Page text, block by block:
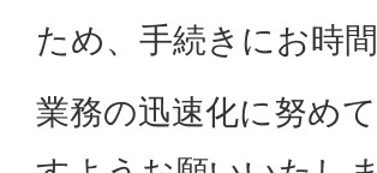
ため、手続きにお時
業務の迅速化に努め